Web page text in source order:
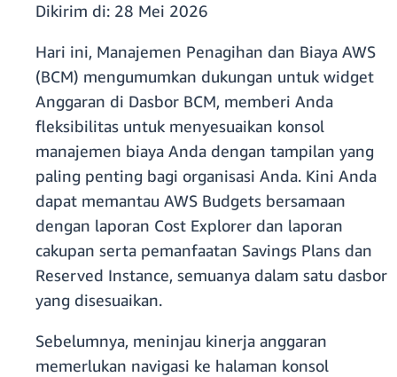
Dikirim di: 28 Mei 2026
Hari ini, Manajemen Penagihan dan Biaya AWS
(BCM) mengumumkan dukungan untuk widget
Anggaran di Dasbor BCM, memberi Anda
fleksibilitas untuk menyesuaikan konsol
manajemen biaya Anda dengan tampilan yang
paling penting bagi organisasi Anda. Kini Anda
dapat memantau AWS Budgets bersamaan
dengan laporan Cost Explorer dan laporan
cakupan serta pemanfaatan Savings Plans dan
Reserved Instance, semuanya dalam satu dasbor
yang disesuaikan.
Sebelumnya, meninjau kinerja anggaran
memerlukan navigasi ke halaman konsol